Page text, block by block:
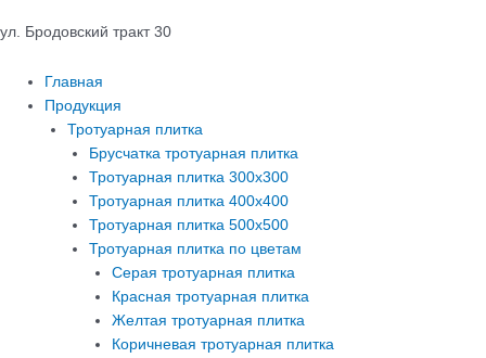
ул. Бродовский тракт 30
Главная
Продукция
Тротуарная плитка
Брусчатка тротуарная плитка
Тротуарная плитка 300х300
Тротуарная плитка 400х400
Тротуарная плитка 500х500
Тротуарная плитка по цветам
Серая тротуарная плитка
Красная тротуарная плитка
Желтая тротуарная плитка
Коричневая тротуарная плитка